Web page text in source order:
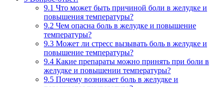
9.1 Что может быть причиной боли в желудке и
повышения температуры?
9.2 Чем опасна боль в желудке и повышение
температуры?
9.3 Может ли стресс вызывать боль в желудке и
повышение температуры?
9.4 Какие препараты можно принять при боли в
желудке и повышении температуры?
9.5 Почему возникает боль в желудке и